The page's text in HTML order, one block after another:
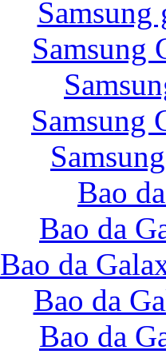
Bao da Galaxy
Nắp lưng Samsung
Bao da Samsung
Samsung
Samsung
Bao
Bao da
Bao da
Bao da
Bao da